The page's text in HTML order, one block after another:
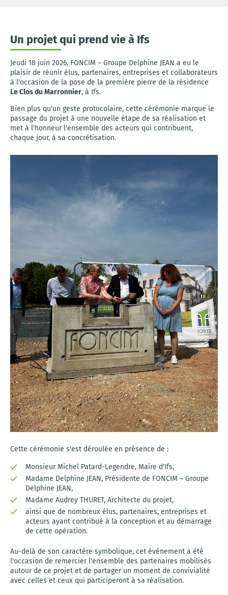
Un projet qui prend vie à Ifs
Jeudi 18 juin 2026, FONCIM – Groupe Delphine JEAN a eu le
plaisir de réunir élus, partenaires, entreprises et collaborateurs
à l'occasion de la pose de la première pierre de la résidence
Le Clos du Marronnier, à Ifs.
Bien plus qu'un geste protocolaire, cette cérémonie marque le
passage du projet à une nouvelle étape de sa réalisation et
met à l'honneur l'ensemble des acteurs qui contribuent,
chaque jour, à sa concrétisation.
Cette cérémonie s'est déroulée en présence de :
Monsieur Michel Patard-Legendre, Maire d'Ifs,
Madame Delphine JEAN, Présidente de FONCIM – Groupe
Delphine JEAN,
Madame Audrey THURET, Architecte du projet,
ainsi que de nombreux élus, partenaires, entreprises et
acteurs ayant contribué à la conception et au démarrage
de cette opération.
Au-delà de son caractère symbolique, cet événement a été
l'occasion de remercier l'ensemble des partenaires mobilisés
autour de ce projet et de partager un moment de convivialité
avec celles et ceux qui participeront à sa réalisation.